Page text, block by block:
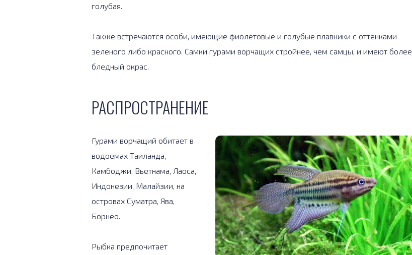
голубая.
Также встречаются особи, имеющие фиолетовые и голубые плавники с оттенками
зеленого либо красного. Самки гурами ворчащих стройнее, чем самцы, и имеют более
бледный окрас.
РАСПРОСТРАНЕНИЕ
Гурами ворчащий обитает в
водоемах Таиланда,
Камбоджи, Вьетнама, Лаоса,
Индонезии, Малайзии, на
островах Суматра, Ява,
Борнео.
Рыбка предпочитает